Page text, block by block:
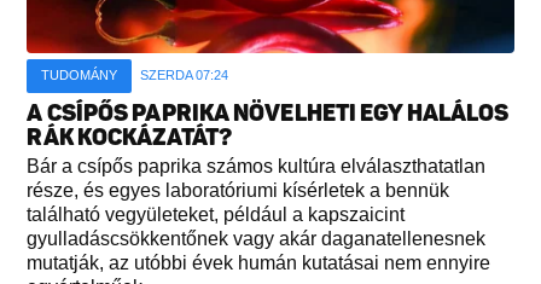
TUDOMÁNY SZERDA 07:24
A CSÍPŐS PAPRIKA NÖVELHETI EGY HALÁLOS
RÁK KOCKÁZATÁT?
Bár a csípős paprika számos kultúra elválaszthatatlan
része, és egyes laboratóriumi kísérletek a bennük
található vegyületeket, például a kapszaicint
gyulladáscsökkentőnek vagy akár daganatellenesnek
mutatják, az utóbbi évek humán kutatásai nem ennyire